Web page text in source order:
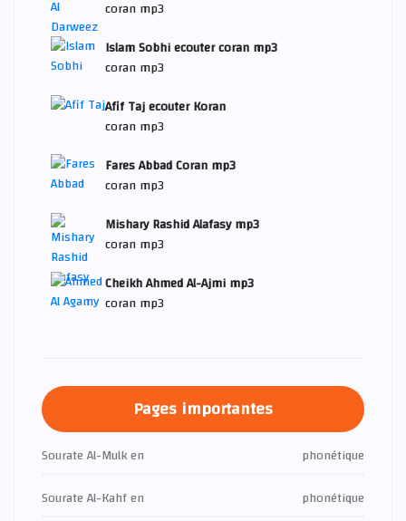
coran mp3
Islam Sobhi ecouter coran mp3
coran mp3
Afif Taj ecouter Koran
coran mp3
Fares Abbad Coran mp3
coran mp3
Mishary Rashid Alafasy mp3
coran mp3
Cheikh Ahmed Al-Ajmi mp3
coran mp3
Pages importantes
Sourate Al-Mulk en
phonétique
Sourate Al-Kahf en
phonétique